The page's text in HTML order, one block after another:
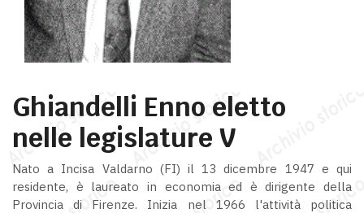
Ghiandelli Enno eletto
nelle legislature V
Nato a Incisa Valdarno (FI) il 13 dicembre 1947 e qui
residente, è laureato in economia ed è dirigente della
Provincia di Firenze. Inizia nel 1966 l'attività politica